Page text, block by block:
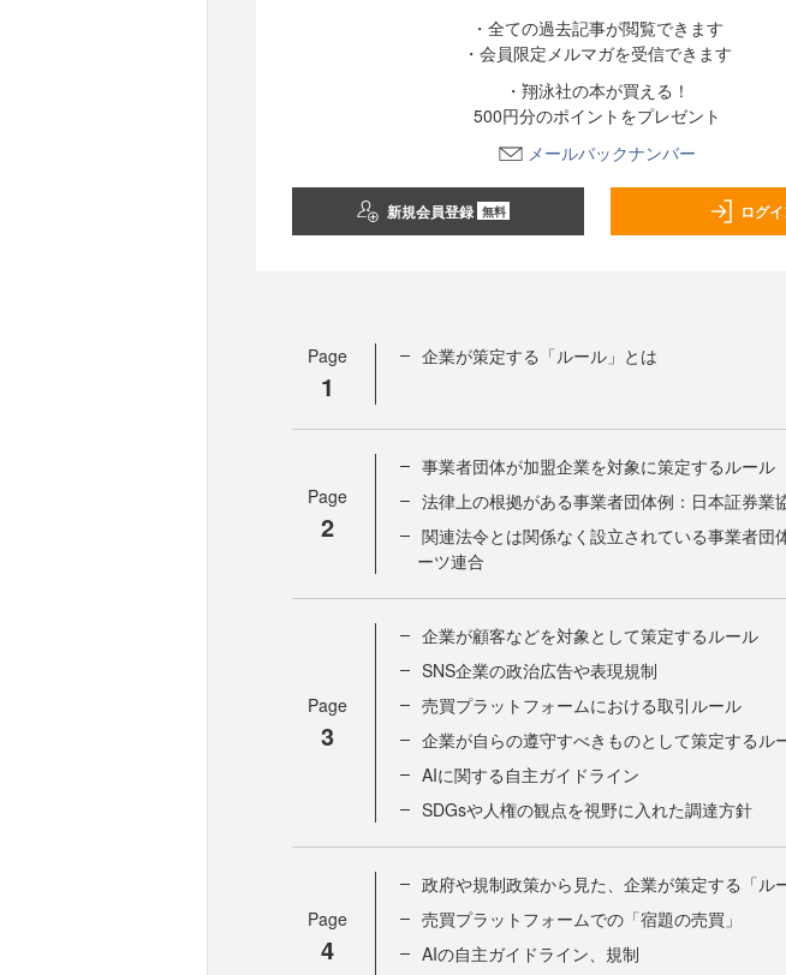
・全ての過去記事が閲覧できます
・会員限定メルマガを受信できます
・翔泳社の本が買える！
500円分のポイントをプレゼント
メールバックナンバー
新規会員登録 無料 ログ
Page
1
企業が策定する「ルール」とは
Page
2
事業者団体が加盟企業を対象に策定するルール
法律上の根拠がある事業者団体例：日本証券業
関連法令とは関係なく設立されている事業者団
ーツ連合
Page
3
企業が顧客などを対象として策定するルール
SNS企業の政治広告や表現規制
売買プラットフォームにおける取引ルール
企業が自らの遵守すべきものとして策定するル
AIに関する自主ガイドライン
SDGsや人権の観点を視野に入れた調達方針
Page
4
政府や規制政策から見た、企業が策定する「ル
売買プラットフォームでの「宿題の売買」
AIの自主ガイドライン、規制